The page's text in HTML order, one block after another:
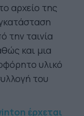
αρχείο της
την ταινία
και μια
υλικό
του
έρχεται